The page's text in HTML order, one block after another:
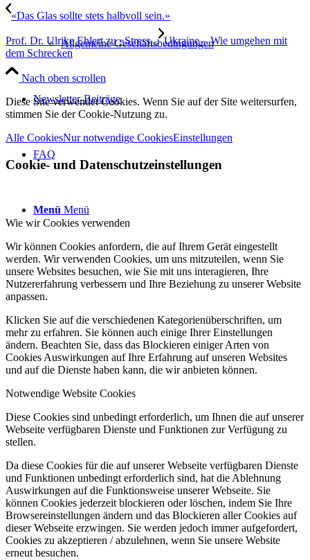
Allgemeine Geschäftsbedingungen
Newsletter-Beiträge
FAQ
Menü Menü
«Das Glas sollte stets halbvoll sein.»
Prof. Dr. Ulrike Ehlert zu «Stress... Ukraine – Wie umgehen mit
dem Schrecken
Nach oben scrollen
Diese Site verwendet Cookies. Wenn Sie auf der Site weitersurfen,
stimmen Sie der Cookie-Nutzung zu.
Alle CookiesNur notwendige CookiesEinstellungen
Cookie- und Datenschutzeinstellungen
Wie wir Cookies verwenden
Wir können Cookies anfordern, die auf Ihrem Gerät eingestellt
werden. Wir verwenden Cookies, um uns mitzuteilen, wenn Sie
unsere Websites besuchen, wie Sie mit uns interagieren, Ihre
Nutzererfahrung verbessern und Ihre Beziehung zu unserer Website
anpassen.
Klicken Sie auf die verschiedenen Kategorienüberschriften, um
mehr zu erfahren. Sie können auch einige Ihrer Einstellungen
ändern. Beachten Sie, dass das Blockieren einiger Arten von
Cookies Auswirkungen auf Ihre Erfahrung auf unseren Websites
und auf die Dienste haben kann, die wir anbieten können.
Notwendige Website Cookies
Diese Cookies sind unbedingt erforderlich, um Ihnen die auf unserer
Webseite verfügbaren Dienste und Funktionen zur Verfügung zu
stellen.
Da diese Cookies für die auf unserer Webseite verfügbaren Dienste
und Funktionen unbedingt erforderlich sind, hat die Ablehnung
Auswirkungen auf die Funktionsweise unserer Webseite. Sie
können Cookies jederzeit blockieren oder löschen, indem Sie Ihre
Browsereinstellungen ändern und das Blockieren aller Cookies auf
dieser Webseite erzwingen. Sie werden jedoch immer aufgefordert,
Cookies zu akzeptieren / abzulehnen, wenn Sie unsere Website
erneut besuchen.